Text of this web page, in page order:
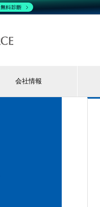
会社情報
無料診断